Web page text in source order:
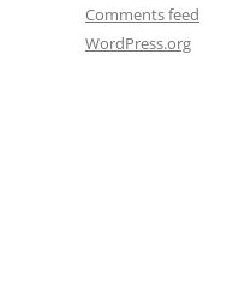
Comments feed
WordPress.org